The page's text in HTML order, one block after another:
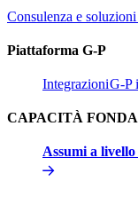
Consulenza e
Piattaforma G-P​​
Integrazioni​​G-P
CAPACITÀ
Assumi a